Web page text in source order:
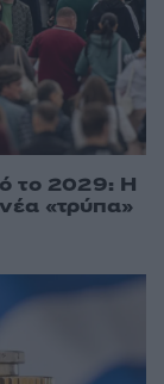
το 2029: Η
«τρύπα»